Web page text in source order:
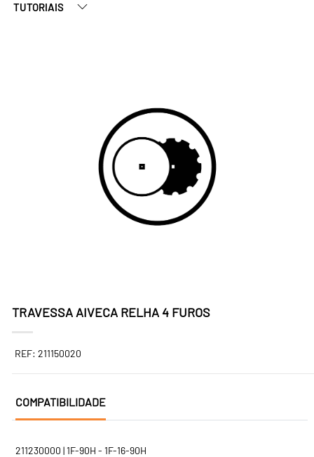
TUTORIAIS
TRAVESSA AIVECA RELHA 4 FUROS
REF: 211150020
COMPATIBILIDADE
211230000 | 1F-90H - 1F-16-90H